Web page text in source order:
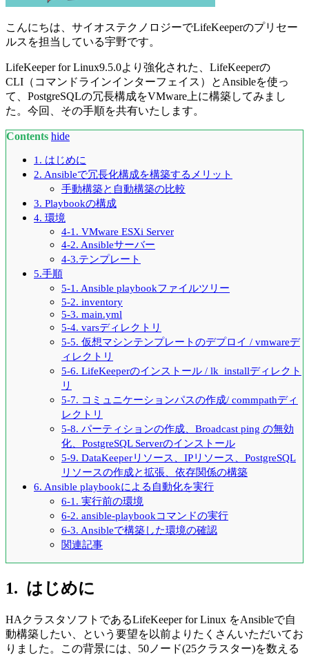
こんにちは、サイオステクノロジーでLifeKeeperのプリセー
ルスを担当している宇野です。
LifeKeeper for Linux9.5.0より強化された、 LifeKeeperの
CLI （コマンドラインインターフェイス）と Ansibleを使っ
て、 PostgreSQLの冗長構成をVMware 上に構築してみまし
た。今回、その手順を共有いたします。
Contents hide
1. はじめに
2. Ansibleで冗長化構成を構築するメリット
手動構築と自動構築の比較
3. Playbookの構成
4. 環境
4-1. VMware ESXi Server
4-2. Ansibleサーバー
4-3.テンプレート
5.手順
5-1. Ansible playbookファイルツリー
5-2. inventory
5-3. main.yml
5-4. varsディレクトリ
5-5. 仮想マシンテンプレートのデプロイ / vmwareデ
ィレクトリ
5-6. LifeKeeperのインストール / lk_installディレクト
リ
5-7. コミュニケーションパスの作成/ commpathディ
レクトリ
5-8. パーティションの作成、Broadcast ping の無効
化、PostgreSQL Serverのインストール
5-9. DataKeeperリソース、IPリソース、PostgreSQL
リソースの作成と拡張、依存関係の構築
6. Ansible playbookによる自動化を実行
6-1. 実行前の環境
6-2. ansible-playbookコマンドの実行
6-3. Ansibleで構築した環境の確認
関連記事
1. はじめに
HAクラスタソフトであるLifeKeeper for Linux をAnsibleで自
動構築したい、という要望を以前よりたくさんいただいてお
りました。この背景には、 50 ノード(25クラスター)を数える